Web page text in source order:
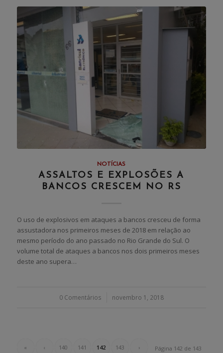
NOTÍCIAS
ASSALTOS E EXPLOSÕES A
BANCOS CRESCEM NO RS
O uso de explosivos em ataques a bancos cresceu de forma
assustadora nos primeiros meses de 2018 em relação ao
mesmo período do ano passado no Rio Grande do Sul. O
volume total de ataques a bancos nos dois primeiros meses
deste ano supera…
0 Comentários
/ novembro 1, 2018
Página 142 de 143
« ‹ 140 141 142 143 ›